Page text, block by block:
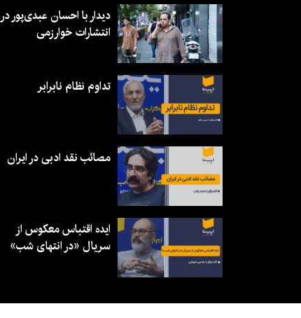
دیدار با احسان عبدی‌پور در
انتشارات خوارزمی
تداوم نظام نابرابر
مصائب نقد ادبی در ایران
ایده اقتباس معکوس از
سریال «در انتهای شب»